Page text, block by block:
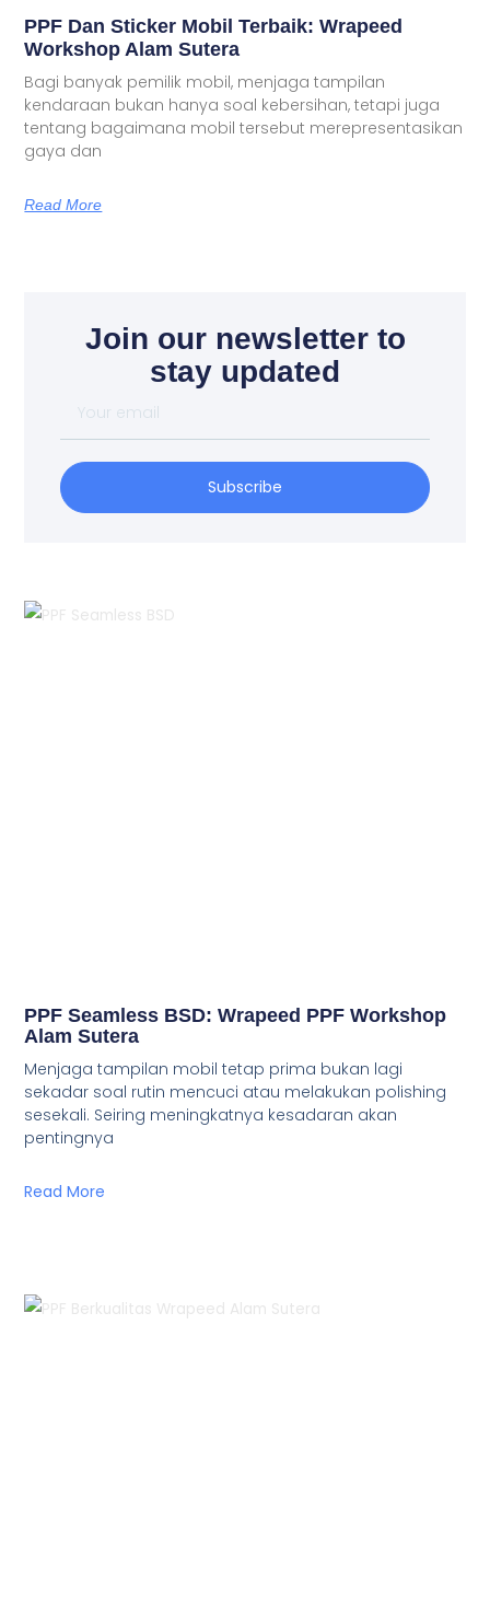
PPF Dan Sticker Mobil Terbaik: Wrapeed
Workshop Alam Sutera
Bagi banyak pemilik mobil, menjaga tampilan
kendaraan bukan hanya soal kebersihan, tetapi juga
tentang bagaimana mobil tersebut merepresentasikan
gaya dan
Read More
Join our newsletter to
stay updated
email
Subscribe
PPF Seamless BSD: Wrapeed PPF Workshop
Alam Sutera
Menjaga tampilan mobil tetap prima bukan lagi
sekadar soal rutin mencuci atau melakukan polishing
sesekali. Seiring meningkatnya kesadaran akan
pentingnya
Read More